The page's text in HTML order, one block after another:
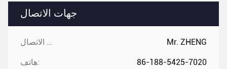
جهات الاتصال
جهات الاتصال: Mr. ZHENG
هاتف: 86-188-5425-7020